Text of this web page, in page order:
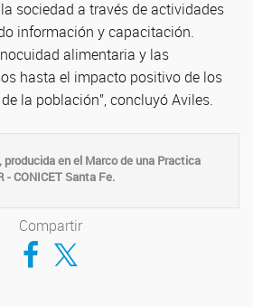
sociedad a través de actividades
información y capacitación.
alimentaria y las
hasta el impacto positivo de los
la población”, concluyó Aviles.
en el Marco de una Practica
- CONICET Santa Fe.
Compartir
Compartir en Facebook
Compartir en Twitter